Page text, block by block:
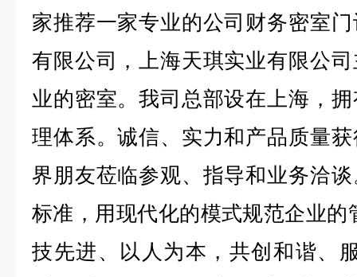
家推荐一家专业的公司财务密室
有限公司，上海天琪实业有限公
业的密室。我司总部设在上海，
理体系。诚信、实力和产品质量
界朋友莅临参观、指导和业务洽
标准，用现代化的模式规范企业
技先进、以人为本，共创和谐、